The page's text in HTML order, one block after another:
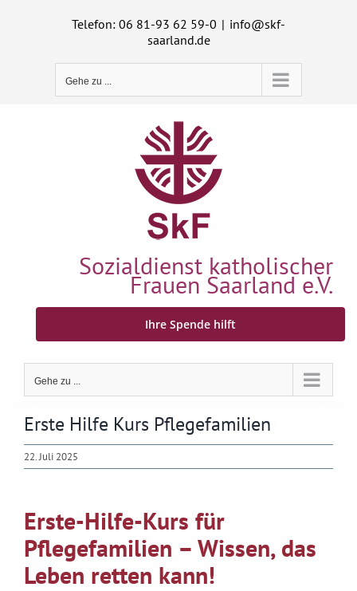
Telefon: 06 81-93 62 59-0 | info@skf-
saarland.de
Gehe zu ...
Sozialdienst katholischer
Frauen Saarland e.V.
Ihre Spende hilft
Gehe zu ...
Erste Hilfe Kurs Pflegefamilien
22. Juli 2025
Erste-Hilfe-Kurs für
Pflegefamilien – Wissen, das
Leben retten kann!